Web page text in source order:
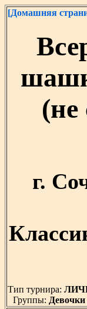
[Домашняя
(не
г.
Тип турнира:
Группы: